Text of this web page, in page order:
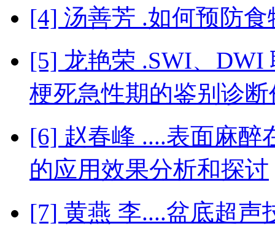
[4] 汤善芳 .如何预防
[5] 龙艳荣 .SWI、DWI
梗死急性期的鉴别诊断
[6] 赵春峰 ....表面麻醉
的应用效果分析和探讨
[7] 黄燕 李....盆底超声